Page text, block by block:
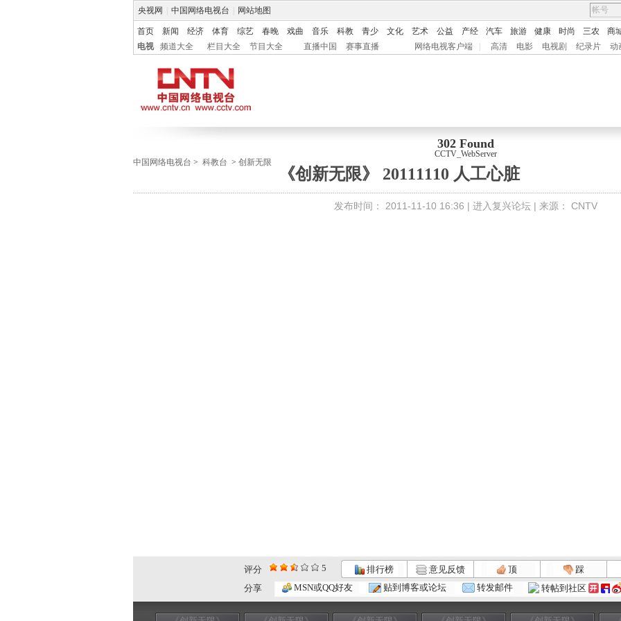
央视网 中国网络电视台 网站地图
首页 新闻 经济 体育 综艺 春晚 戏曲 音乐 科教 青少 文化 艺术 公益 产经 汽车 旅游 健康 时尚 三农
商
电视
频道大全 栏目大全 节目大全 直播中国 赛事直播 网络电视客户端 高清 电影 电视剧 纪录片 动
302 Found
CCTV_WebServer
中国网络电视台 > 科教台 > 创新无限
《创新无限》 20111110 人工心脏
发布时间： 2011-11-10 16:36 | 进入复兴论坛 | 来源： CNTV
评分 5 排行榜 意见反馈 顶
踩
分享
MSN或QQ好友 贴到博客或论坛 转发邮件 转帖到社区